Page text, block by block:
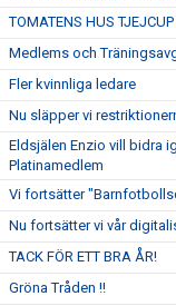
TOMATENS HUS
Medlems och
Fler kvinnliga ledare
Nu släpper vi
Eldsjälen Enzio vill bidra
Platinamedlem
Vi fortsätter
Nu fortsätter vi vår
TACK FÖR ETT BRA ÅR!
Gröna Tråden !!